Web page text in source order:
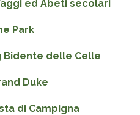
ed Abeti secolari
Park
Bidente delle Celle
Duke
di Campigna